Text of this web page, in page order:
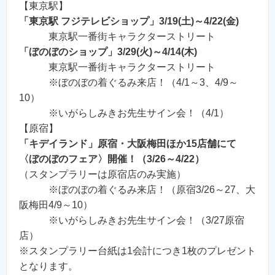
【東京駅】
「東京駅 フジテレビショップ」3/19(土)～4/22(金)
東京駅一番街キャラクターストリート
「ぼのぼのショップ」3/29(火)～4/14(木)
東京駅一番街キャラクターストリート
※ぼのぼの着ぐるみ来店！（4/1～3、4/9～
10）
※いがらしみきお先生サイン会！（4/1）
【原宿】
「キデイランド」原宿・大阪梅田ほか15店舗にて
〈ぼのぼのフェア〉開催！（3/26～4/22）
（スタンプラリーは原宿店のみ実施）
※ぼのぼの着ぐるみ来店！（原宿3/26～27、大
阪梅田4/9～10）
※いがらしみきお先生サイン会！（3/27原宿
店）
※スタンプラリー台紙は1会計につき1枚のプレゼント
となります。